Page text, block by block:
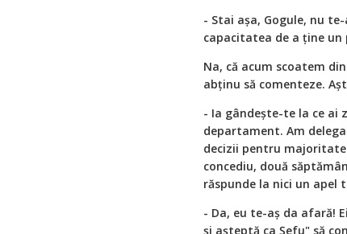
- Stai așa, Gogule, nu
capacitatea de a ține
Na, că acum scoatem
abținu să comenteze.
- Ia gândește-te la ce ai
departament. Am
decizii pentru
concediu, două
răspunde la nici un apel
- Da, eu te-aș da afară!
și așteptă ca Șefu" să